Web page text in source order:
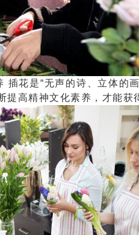
花是“无声的诗、立体的画
提高精神文化素养，才能获